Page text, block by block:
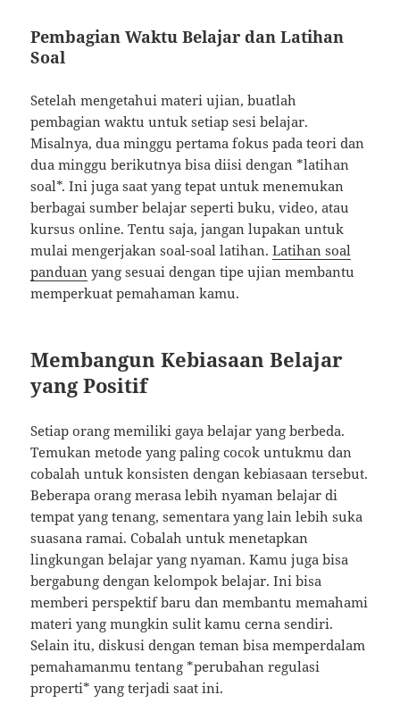
Pembagian Waktu Belajar dan Latihan
Soal
Setelah mengetahui materi ujian, buatlah
pembagian waktu untuk setiap sesi belajar.
Misalnya, dua minggu pertama fokus pada teori dan
dua minggu berikutnya bisa diisi dengan *latihan
soal*. Ini juga saat yang tepat untuk menemukan
berbagai sumber belajar seperti buku, video, atau
kursus online. Tentu saja, jangan lupakan untuk
mulai mengerjakan soal-soal latihan.Latihan soal
panduan yang sesuai dengan tipe ujian membantu
memperkuat pemahaman kamu.
Membangun Kebiasaan Belajar
yang Positif
Setiap orang memiliki gaya belajar yang berbeda.
Temukan metode yang paling cocok untukmu dan
cobalah untuk konsisten dengan kebiasaan tersebut.
Beberapa orang merasa lebih nyaman belajar di
tempat yang tenang, sementara yang lain lebih suka
suasana ramai. Cobalah untuk menetapkan
lingkungan belajar yang nyaman. Kamu juga bisa
bergabung dengan kelompok belajar. Ini bisa
memberi perspektif baru dan membantu memahami
materi yang mungkin sulit kamu cerna sendiri.
Selain itu, diskusi dengan teman bisa memperdalam
pemahamanmu tentang *perubahan regulasi
properti* yang terjadi saat ini.